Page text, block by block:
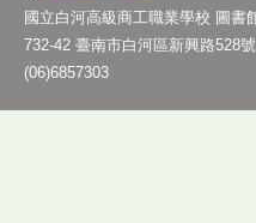
國立白河高級商工職業學校 圖書
732-42 臺南市白河區新興路
(06)6857303